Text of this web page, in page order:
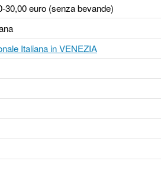
30,00 euro (senza bevande)
Italiana in VENEZIA